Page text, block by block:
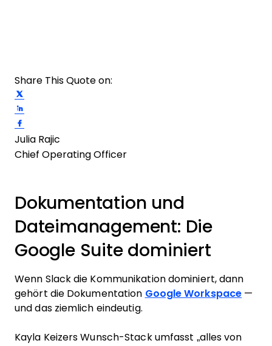
Share This Quote on:
Julia Rajic
Chief Operating Officer
Dokumentation und
Dateimanagement: Die
Google Suite dominiert
Wenn Slack die Kommunikation dominiert, dann
gehört die Dokumentation Google Workspace —
und das ziemlich eindeutig.
Kayla Keizers Wunsch-Stack umfasst „alles von